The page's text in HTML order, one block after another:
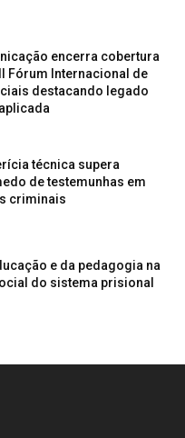
encerra cobertura
Fórum Internacional de
destacando legado
técnica supera
de testemunhas em
criminais
e da pedagogia na
do sistema prisional